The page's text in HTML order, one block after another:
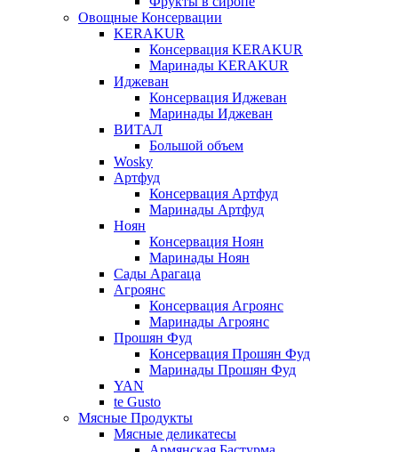
Овощные Консервации
KERAKUR
Консервация KERAKUR
Маринады KERAKUR
Иджеван
Консервация Иджеван
Маринады Иджеван
ВИТАЛ
Большой объем
Wosky
Артфуд
Консервация Артфуд
Маринады Артфуд
Ноян
Консервация Ноян
Маринады Ноян
Сады Арагаца
Агроянс
Консервация Агроянс
Маринады Агроянс
Прошян Фуд
Консервация Прошян Фуд
Маринады Прошян Фуд
YAN
te Gusto
Мясные Продукты
Мясные деликатесы